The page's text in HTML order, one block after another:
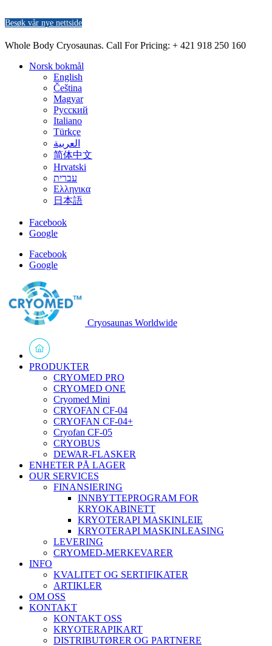
Besøk vår nye nettside
Whole Body Cryosaunas. Call For Pricing: + 421 918 250 160
Norsk bokmål
English
Čeština
Magyar
Русский
Italiano
Türkçe
العربية
简体中文
Hrvatski
עברית
Ελληνικα
日本語
Facebook
Google
Facebook
Google
Cryosaunas Worldwide
PRODUKTER
CRYOMED PRO
CRYOMED ONE
Cryomed Mini
CRYOFAN CF-04
CRYOFAN CF-04+
Cryofan CF-05
CRYOBUS
DEWAR-FLASKER
ENHETER PÅ LAGER
OUR SERVICES
FINANSIERING
INNBYTTEPROGRAM FOR
KRYOKABINETT
KRYOTERAPI MASKINLEIE
KRYOTERAPI MASKINLEASING
LEVERING
CRYOMED-MERKEVARER
INFO
KVALITET OG SERTIFIKATER
ARTIKLER
OM OSS
KONTAKT
KONTAKT OSS
KRYOTERAPIKART
DISTRIBUTØRER OG PARTNERE